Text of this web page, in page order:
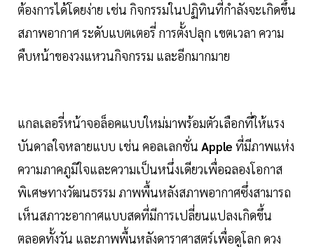
ต้องการได้โดยง่าย เช่น กิจกรรมในปฏิทินที่กำลังจะเกิดขึ้น
สภาพอากาศ ระดับแบตเตอรี่ การตั้งปลุก เขตเวลา ความ
คืบหน้าของวงแหวนกิจกรรม และอีกมากมาย
แกลเลอรี่หน้าจอล็อคแบบใหม่มาพร้อมตัวเลือกที่ให้แรง
บันดาลใจหลายแบบ เช่น คอลเลกชั่น Apple ที่มีภาพแห่ง
ความภาคภูมิใจและความเป็นหนึ่งเดียวเพื่อฉลองโอกาส
พิเศษทางวัฒนธรรม ภาพพื้นหลังสภาพอากาศซึ่งสามารถ
เห็นสภาวะอากาศแบบสดที่มีการเปลี่ยนแปลงเกิดขึ้น
ตลอดทั้งวัน และภาพพื้นหลังดาราศาสตร์เพื่อดูโลก ดวง